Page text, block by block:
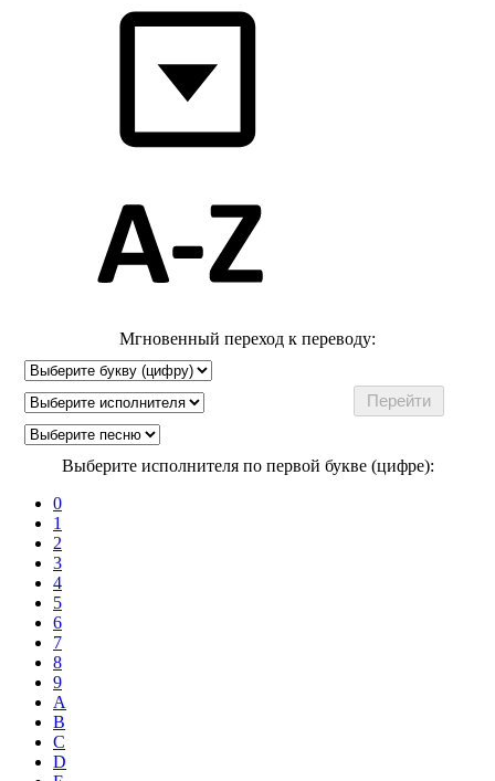
Мгновенный переход к переводу:
Выберите исполнителя по первой букве (цифре):
0
1
2
3
4
5
6
7
8
9
A
B
C
D